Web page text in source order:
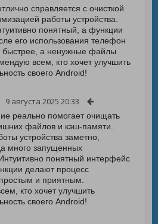
справляется с очисткой
работы устройства.
понятный, а функции
его использования телефон
быстрее, а ненужные файлы
всем, кто хочет улучшить
своего Android!
9 августа 2025 20:33
реально помогает очищать
файлов и кэш-памяти.
устройства заметно,
много запущенных
понятный интерфейс
делают процесс
и приятным.
кто хочет улучшить
своего Android!